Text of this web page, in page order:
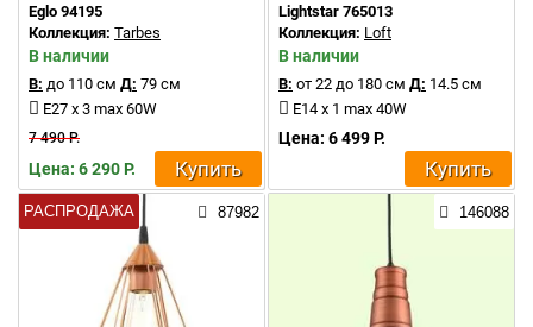
Eglo 94195
Коллекция: Tarbes
В наличии
В: до 110 см Д: 79 см
E27 x 3 max 60W
7 490 Р.
Цена: 6 290 Р. Купить
Lightstar 765013
Коллекция: Loft
В наличии
В: от 22 до 180 см Д: 14.5 см
E14 x 1 max 40W
Цена: 6 499 Р.
Купить
РАСПРОДАЖА 87982 146088